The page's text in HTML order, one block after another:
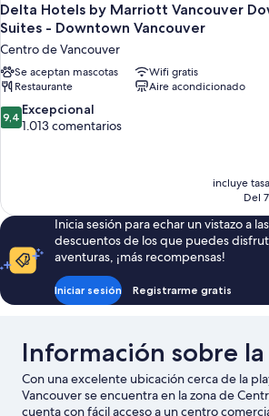
Delta Hotels by Marriott Vancouver
Suites - Downtown Vancouver
Centro de Vancouver
Se aceptan mascotas
Wifi gratis
Restaurante
Aire acondicionado
9.4
sobre
9,4 Excepcional
1.013 comentarios
incluye
Del
Inicia sesión para echar un vistazo a
descuentos de los que puedes
aventuras, ¡más recompensas!
Iniciar sesión Registrarme gratis
Información sobre la
Con una excelente ubicación cerca de la
Vancouver se encuentra en la zona de
cuenta con fácil acceso a un centro